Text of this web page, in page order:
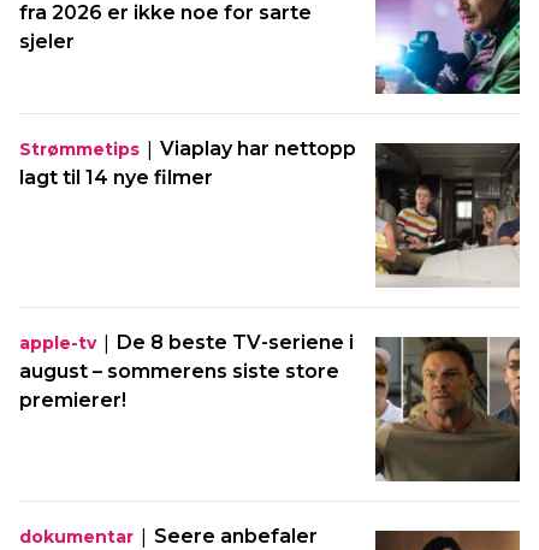
fra 2026 er ikke noe for sarte
sjeler
Strømmetips | Viaplay har nettopp
lagt til 14 nye filmer
apple-tv| De 8 beste TV-seriene i
august – sommerens siste store
premierer!
dokumentar | Seere anbefaler